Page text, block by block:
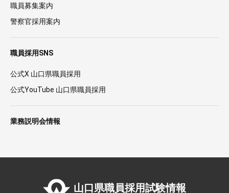
職員募集案内
警察官採用案内
職員採用SNS
公式X 山口県職員採用
公式YouTube 山口県職員採用
業務説明会情報
山口県職員採用試験情報